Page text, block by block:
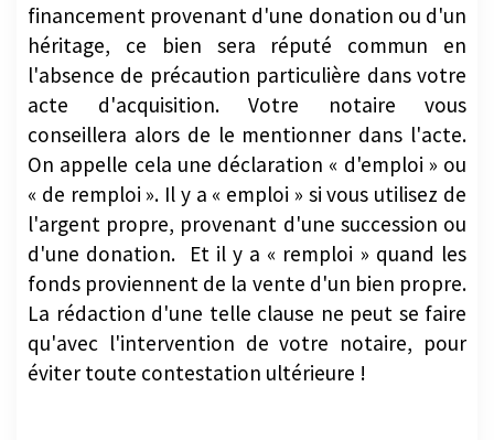
financement provenant d'une donation ou d'un
héritage, ce bien sera réputé commun en
l'absence de précaution particulière dans votre
acte d'acquisition. Votre notaire vous
conseillera alors de le mentionner dans l'acte.
On appelle cela une déclaration « d'emploi » ou
« de remploi ». Il y a « emploi » si vous utilisez de
l'argent propre, provenant d'une succession ou
d'une donation. Et il y a « remploi » quand les
fonds proviennent de la vente d'un bien propre.
La rédaction d'une telle clause ne peut se faire
qu'avec l'intervention de votre notaire, pour
éviter toute contestation ultérieure !